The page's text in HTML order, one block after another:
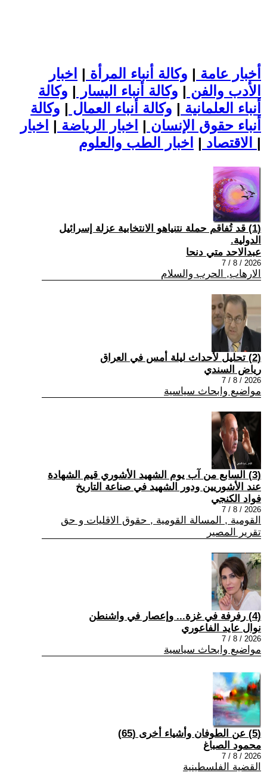
أخبار عامة | وكالة أنباء المرأة | اخبار
الأدب والفن | وكالة أنباء اليسار | وكالة
أنباء العلمانية | وكالة أنباء العمال | وكالة
أنباء حقوق الإنسان | اخبار الرياضة | اخبار
الاقتصاد | |
(1) قد تُفاقم حملة نتنياهو الانتخابية عزلة إسرائيل
الدولية.
عبدالاحد متي دنحا
2026 / 8 / 7
الارهاب, الحرب والسلام
(2) تحليل لأحداث ليلة أمس في العراق
رياض السندي
2026 / 8 / 7
مواضيع وابحاث سياسية
(3) السابع من آب يوم الشهيد الأشوري قيم الشهادة
عند الأشوريين ودور الشهيد في صناعة التاريخ
فواد الكنجي
2026 / 8 / 7
القومية , المسالة القومية , حقوق الاقليات و حق
تقرير المصير
(4) رفرفة في غزة... وإعصار في واشنطن
نوال عايد الفاعوري
2026 / 8 / 7
مواضيع وابحاث سياسية
(5) عن الطوفان وأشياء أخرى (65)
محمود الصباغ
2026 / 8 / 7
القضية الفلسطينية